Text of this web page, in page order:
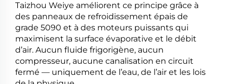
Taizhou Weiye améliorent ce principe grâce à
des panneaux de refroidissement épais de
grade 5090 et à des moteurs puissants qui
maximisent la surface évaporative et le débit
d’air. Aucun fluide frigorigène, aucun
compresseur, aucune canalisation en circuit
fermé — uniquement de l’eau, de l’air et les lois